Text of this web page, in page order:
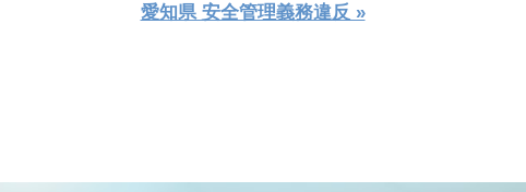
愛知県 安全管理義務違反 »